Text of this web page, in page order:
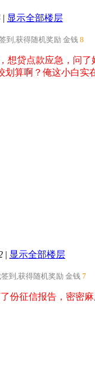
| 显示全部楼层
到,获得随机奖励 金钱 8
想贷点款应急，问
划算啊？俺这小白实
| 显示全部楼层
到,获得随机奖励 金钱 7
份征信报告，密密